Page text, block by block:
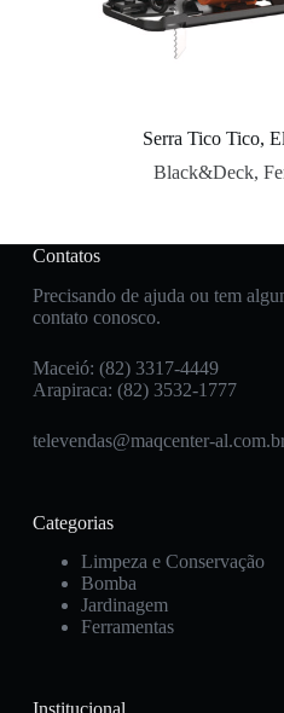
Serra Tico Tico,
Black&Deck,
Contatos
Precisando de ajuda ou tem
contato conosco.
Maceió: (82) 3317-4449
Arapiraca: (82) 3532-1777
televendas@maqcenter-
Categorias
Limpeza e Conservação
Bomba
Jardinagem
Ferramentas